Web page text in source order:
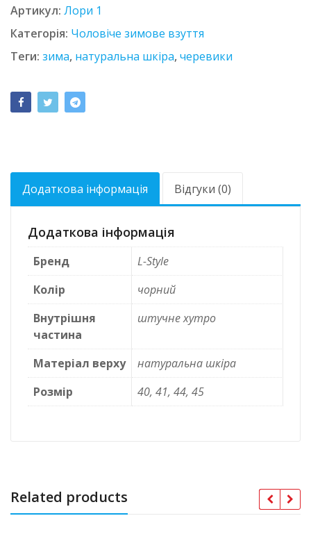
Артикул: Лори 1
Категорія: Чоловіче зимове взуття
Теги: зима, натуральна шкіра,черевики
Додаткова інформація Відгуки (0)
Додаткова інформація
Бренд
L-Style
Колір
чорний
Внутрішня
частина
штучне хутро
Матеріал верху
натуральна шкіра
Розмір
40, 41, 44, 45
Related products